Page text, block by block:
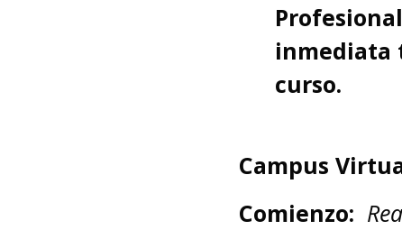
inmediata
curso.
Campus
Comienzo: